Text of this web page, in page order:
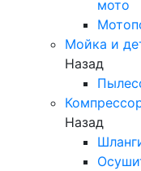
мото
Мойка и
Назад
Назад